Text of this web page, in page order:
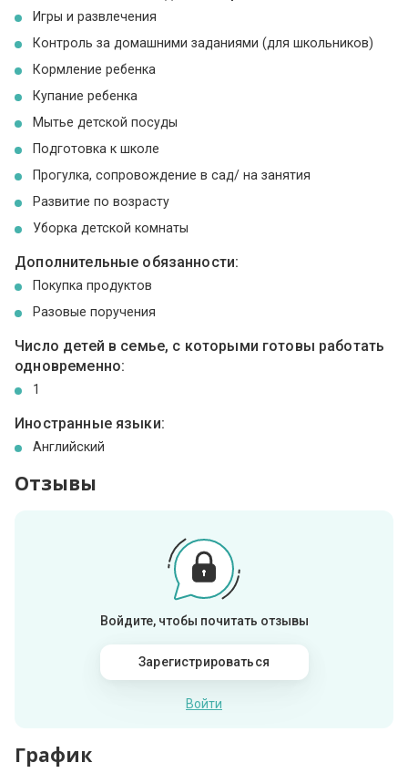
Игры и развлечения
Контроль за домашними заданиями (для школьников)
Кормление ребенка
Купание ребенка
Мытье детской посуды
Подготовка к школе
Прогулка, сопровождение в сад/ на занятия
Развитие по возрасту
Уборка детской комнаты
Дополнительные обязанности:
Покупка продуктов
Разовые поручения
Число детей в семье, с которыми готовы работать
одновременно:
1
Иностранные языки:
Английский
Отзывы
Войдите, чтобы почитать отзывы
Зарегистрироваться
Войти
График